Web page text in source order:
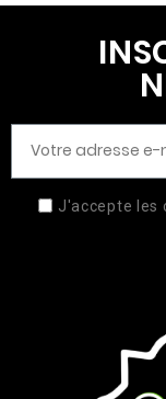
J'accepte les